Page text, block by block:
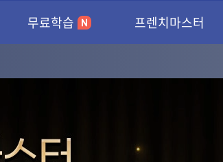
무료학습 프렌치마스터